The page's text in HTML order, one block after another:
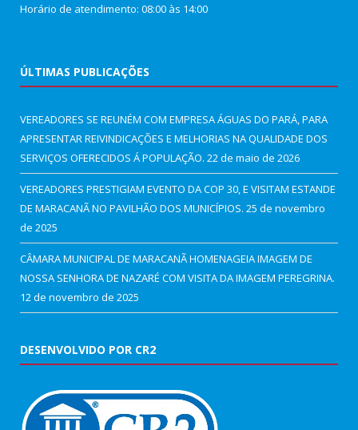
Horário de atendimento: 08:00 às 14:00
ÚLTIMAS PUBLICAÇÕES
VEREADORES SE REUNÉM COM EMPRESA ÁGUAS DO PARÁ, PARA
APRESENTAR REIVINDICAÇÕES E MELHORIAS NA QUALIDADE DOS
SERVIÇOS OFERECIDOS Á POPULAÇÃO. 22 de maio de 2026
VEREADORES PRESTIGIAM EVENTO DA COP 30, E VISITAM ESTANDE
DE MARACANÃ NO PAVILHÃO DOS MUNICÍPIOS. 25 de novembro
de 2025
CÂMARA MUNICIPAL DE MARACANÃ HOMENAGEIA IMAGEM DE
NOSSA SENHORA DE NAZARÉ COM VISITA DA IMAGEM PEREGRINA.
12 de novembro de 2025
DESENVOLVIDO POR CR2